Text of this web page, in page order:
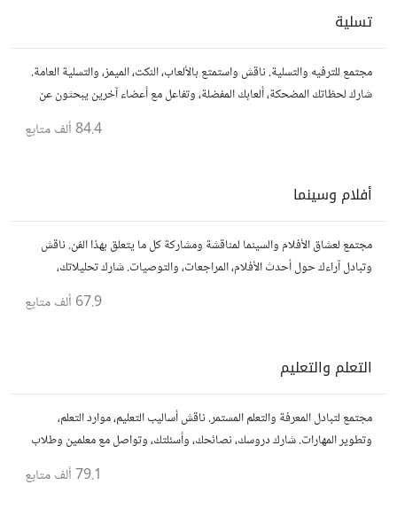
تسلية
مجتمع للترفيه والتسلية. ناقش واستمتع بالألعاب، النكت، الميمز، والتسلية العامة.
شارك لحظاتك المضحكة، ألعابك المفضلة، وتفاعل مع أعضاء آخرين يبحثون عن
84.4 ألف متابع
أفلام وسينما
مجتمع لعشاق الأفلام والسينما لمناقشة ومشاركة كل ما يتعلق بهذا الفن. ناقش
وتبادل آراءك حول أحدث الأفلام، المراجعات، والتوصيات. شارك تحليلاتك،
قصصك، واستمتع بنقاشات حول الأفلام والمخرجين والسيناريوهات.
67.9 ألف متابع
التعلم والتعليم
مجتمع لتبادل المعرفة والتعلم المستمر. ناقش أساليب التعليم، موارد التعلم،
وتطوير المهارات. شارك دروسك، نصائحك، وأسئلتك، وتواصل مع معلمين وطلاب
79.1 ألف متابع